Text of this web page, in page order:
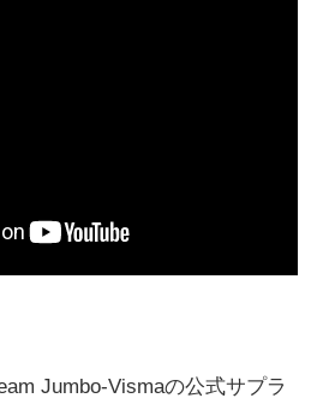
Jumbo-Vismaの公式サプラ